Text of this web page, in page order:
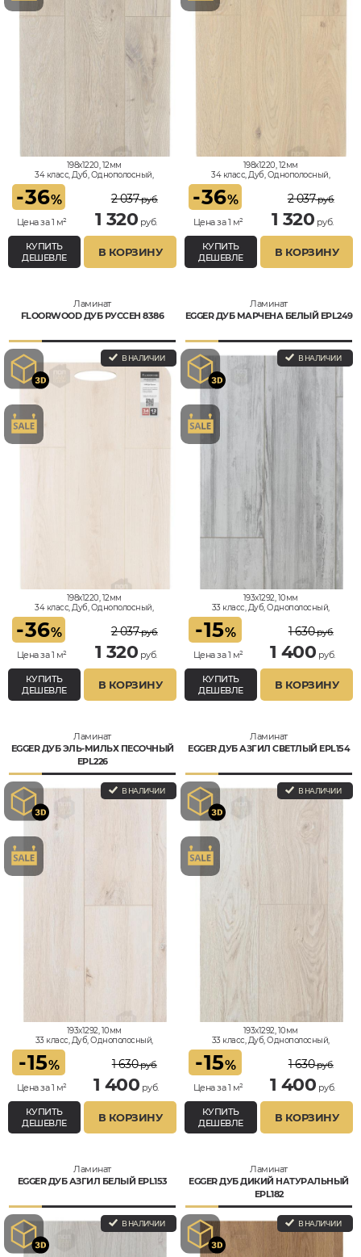
198x1220, 12мм
34 класс, Дуб, Однополосный,
-36%
Цена за 1 м²
2 037руб.
1 320 руб.
КУПИТЬ
ДЕШЕВЛЕ
В КОРЗИНУ
198x1220, 12мм
34 класс, Дуб, Однополосный,
-36%
Цена за 1 м²
2 037руб.
1 320 руб.
КУПИТЬ
ДЕШЕВЛЕ
В КОРЗИНУ
Ламинат
FLOORWOOD ДУБ РУССЕН 8386
В НАЛИЧИИ
198x1220, 12мм
34 класс, Дуб, Однополосный,
-36%
Цена за 1 м²
2 037руб.
1 320 руб.
КУПИТЬ
ДЕШЕВЛЕ
В КОРЗИНУ
Ламинат
EGGER ДУБ МАРЧЕНА БЕЛЫЙ EPL249
В НАЛИЧИИ
193x1292, 10мм
33 класс, Дуб, Однополосный,
-15%
Цена за 1 м²
1 630руб.
1 400 руб.
КУПИТЬ
ДЕШЕВЛЕ
В КОРЗИНУ
Ламинат
EGGER ДУБ ЭЛЬ-МИЛЬХ ПЕСОЧНЫЙ
EPL226
В НАЛИЧИИ
193x1292, 10мм
33 класс, Дуб, Однополосный,
-15%
Цена за 1 м²
1 630руб.
1 400 руб.
КУПИТЬ
ДЕШЕВЛЕ
В КОРЗИНУ
Ламинат
EGGER ДУБ АЗГИЛ СВЕТЛЫЙ EPL154
В НАЛИЧИИ
193x1292, 10мм
33 класс, Дуб, Однополосный,
-15%
Цена за 1 м²
1 630руб.
1 400 руб.
КУПИТЬ
ДЕШЕВЛЕ
В КОРЗИНУ
Ламинат
EGGER ДУБ АЗГИЛ БЕЛЫЙ EPL153
В НАЛИЧИИ
Ламинат
EGGER ДУБ ДИКИЙ НАТУРАЛЬНЫЙ
EPL182
В НАЛИЧИИ